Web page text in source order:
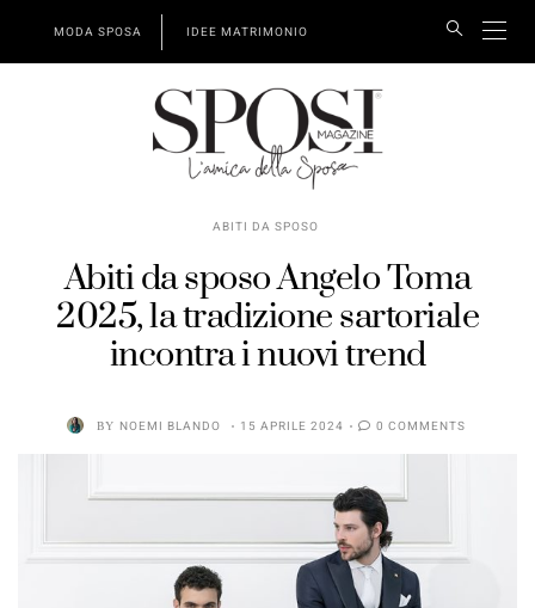
MODA SPOSA IDEE MATRIMONIO
ABITI DA SPOSO
Abiti da sposo Angelo Toma
2025, la tradizione sartoriale
incontra i nuovi trend
BY NOEMI BLANDO 15 APRILE 2024 0 COMMENTS